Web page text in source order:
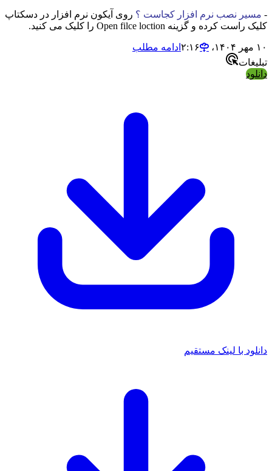
- مسیر نصب نرم افزار کجاست ؟ روی آیکون نرم افزار در دسکتاپ
کلیک راست کرده و گزینه Open filce loction را کلیک می کنید.
۱۰ مهر ۱۴۰۴،‏ ۲:۱۶
ادامه مطلب
تبلیغات
دانلود
دانلود با لینک مستقیم